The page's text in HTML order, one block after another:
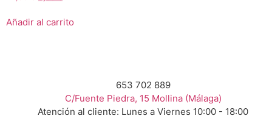
Añadir al carrito
653 702 889
C/Fuente Piedra, 15 Mollina (Málaga)
Atención al cliente: Lunes a Viernes 10:00 - 18:00